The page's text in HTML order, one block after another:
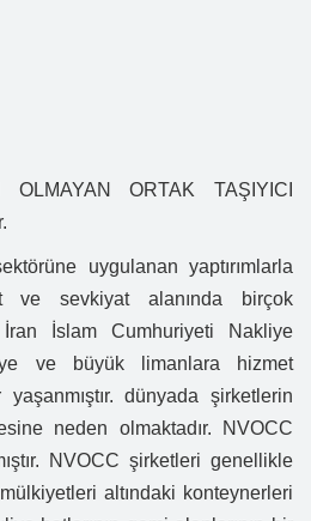
ORTAK TAŞIYICI
uygulanan yaptırımlarla
ve sevkiyat alanında birçok
İran İslam Cumhuriyeti Nakliye
ve büyük limanlara hizmet
yaşanmıştır. dünyada şirketlerin
neden olmaktadır. NVOCC
NVOCC şirketleri genellikle
altındaki konteynerleri